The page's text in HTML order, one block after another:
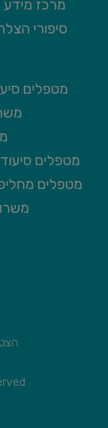
מרכז מידע
סיפורי
מטפלים
מטפלים
מטפלים